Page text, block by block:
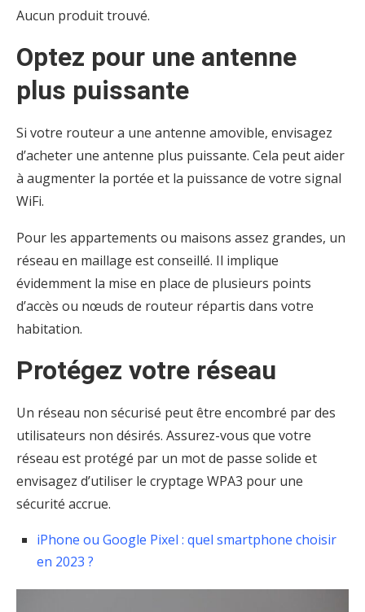
Aucun produit trouvé.
Optez pour une antenne
plus puissante
Si votre routeur a une antenne amovible, envisagez
d’acheter une antenne plus puissante. Cela peut aider
à augmenter la portée et la puissance de votre signal
WiFi.
Pour les appartements ou maisons assez grandes, un
réseau en maillage est conseillé. Il implique
évidemment la mise en place de plusieurs points
d’accès ou nœuds de routeur répartis dans votre
habitation.
Protégez votre réseau
Un réseau non sécurisé peut être encombré par des
utilisateurs non désirés. Assurez-vous que votre
réseau est protégé par un mot de passe solide et
envisagez d’utiliser le cryptage WPA3 pour une
sécurité accrue.
iPhone ou Google Pixel : quel smartphone choisir
en 2023 ?